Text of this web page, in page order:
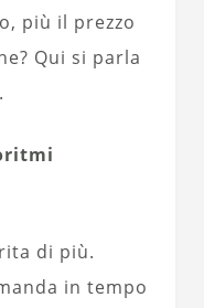
più il prezzo
Qui si parla
di più.
in tempo